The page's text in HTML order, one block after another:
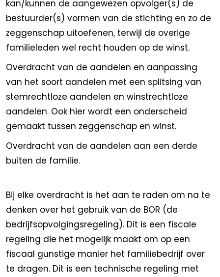
kan/kunnen de aangewezen opvolger(s) de
bestuurder(s) vormen van de stichting en zo de
zeggenschap uitoefenen, terwijl de overige
familieleden wel recht houden op de winst.
Overdracht van de aandelen en aanpassing
van het soort aandelen met een splitsing van
stemrechtloze aandelen en winstrechtloze
aandelen. Ook hier wordt een onderscheid
gemaakt tussen zeggenschap en winst.
Overdracht van de aandelen aan een derde
buiten de familie.
Bij elke overdracht is het aan te raden om na te
denken over het gebruik van de BOR (de
bedrijfsopvolgingsregeling). Dit is een fiscale
regeling die het mogelijk maakt om op een
fiscaal gunstige manier het familiebedrijf over
te dragen. Dit is een technische regeling met